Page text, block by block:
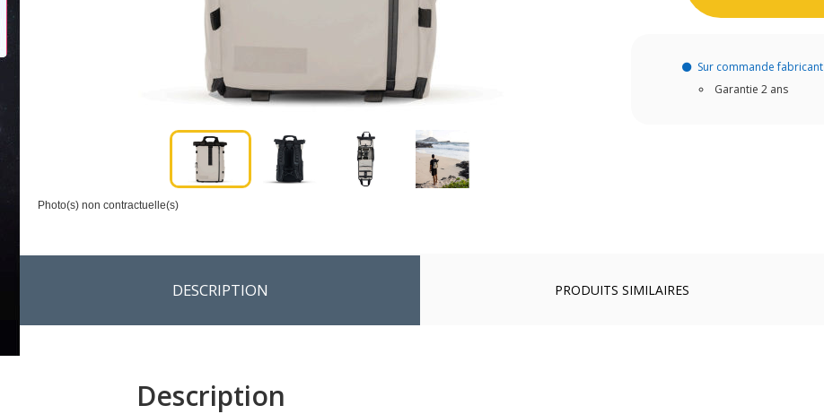
Photo(s) non contractuelle(s)
Sur commande fabricant
Garantie 2 ans
DESCRIPTION PRODUITS SIMILAIRES
Description